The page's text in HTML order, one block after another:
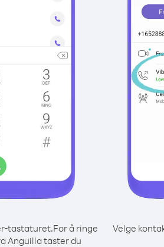
tastaturet.For å ringe
Anguilla taster du
Velge